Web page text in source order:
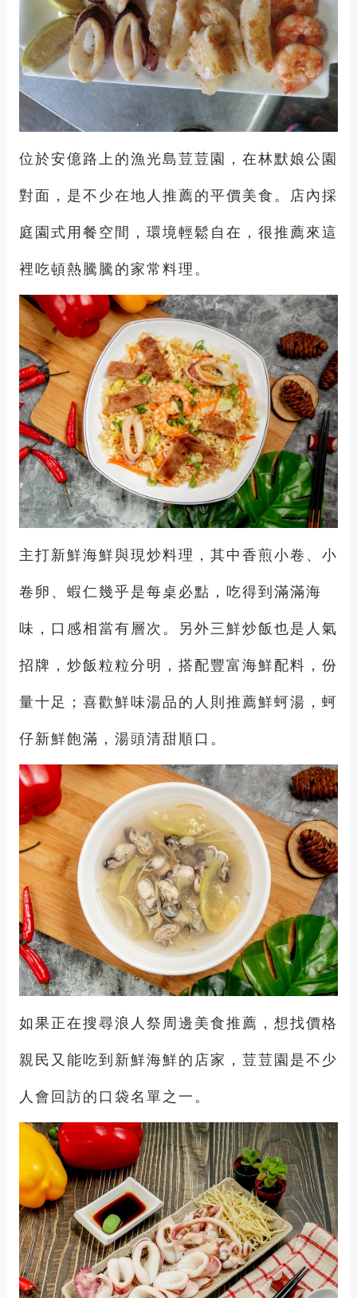
位於安億路上的漁光島荳荳園，在林默娘公園
對面，是不少在地人推薦的平價美食。店內採
庭園式用餐空間，環境輕鬆自在，很推薦來這
裡吃頓熱騰騰的家常料理。
主打新鮮海鮮與現炒料理，其中香煎小卷、小
卷卵、蝦仁幾乎是每桌必點，吃得到滿滿海
味，口感相當有層次。另外三鮮炒飯也是人氣
招牌，炒飯粒粒分明，搭配豐富海鮮配料，份
量十足；喜歡鮮味湯品的人則推薦鮮蚵湯，蚵
仔新鮮飽滿，湯頭清甜順口。
如果正在搜尋浪人祭周邊美食推薦，想找價格
親民又能吃到新鮮海鮮的店家，荳荳園是不少
人會回訪的口袋名單之一。